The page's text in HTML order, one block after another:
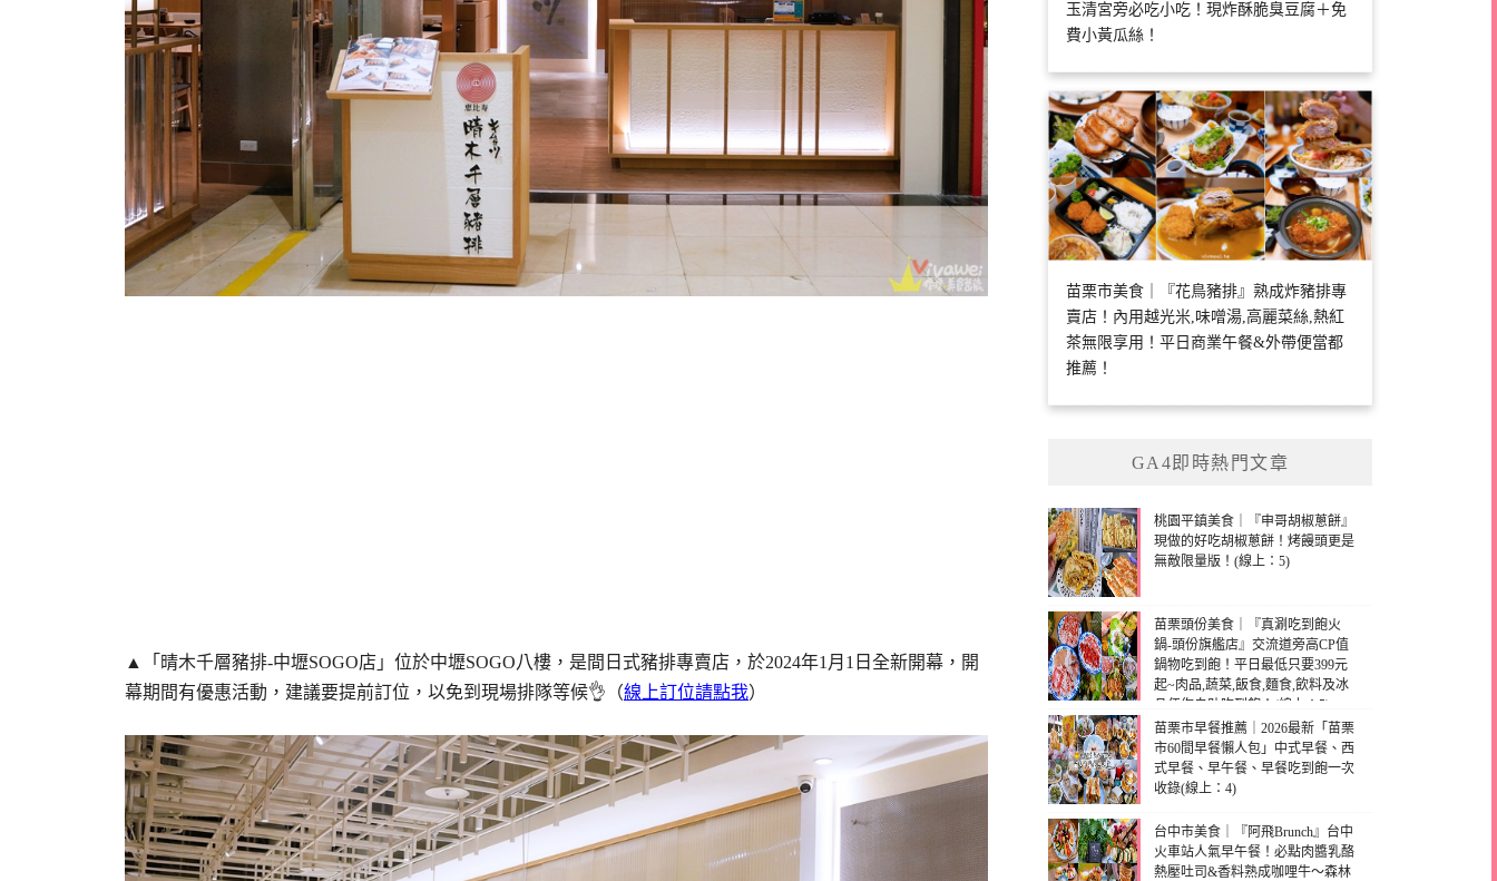
▲「晴木千層豬排-中壢SOGO店」位於中壢SOGO八樓，是間日式豬排專賣店，於2024年1月1日全新開幕，開
幕期間有優惠活動，建議要提前訂位，以免到現場排隊等候👌（線上訂位請點我）
玉清宮旁必吃小吃！現炸酥脆臭豆腐＋免
費小黃瓜絲！
苗栗市美食｜『花鳥豬排』熟成炸豬排專
賣店！內用越光米,味噌湯,高麗菜絲,熱紅
茶無限享用！平日商業午餐&外帶便當都
推薦！
GA4即時熱門文章
桃園平鎮美食｜『申哥胡椒蔥餅』
現做的好吃胡椒蔥餅！烤饅頭更是
無敵限量版！(線上：5)
苗栗頭份美食｜『真涮吃到飽火
鍋-頭份旗艦店』交流道旁高CP值
鍋物吃到飽！平日最低只要399元
起~肉品,蔬菜,飯食,麵食,飲料及冰
品任你自助吃到飽！(線上：5)
苗栗市早餐推薦｜2026最新「苗栗
市60間早餐懶人包」中式早餐、西
式早餐、早午餐、早餐吃到飽一次
收錄(線上：4)
台中市美食｜『阿飛Brunch』台中
火車站人氣早午餐！必點肉醬乳酪
熱壓吐司&香料熟成咖哩牛～森林